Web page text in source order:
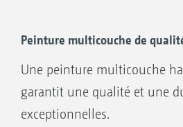
Peinture multicouche de
Une peinture multicouche
garantit une qualité et une
exceptionnelles.